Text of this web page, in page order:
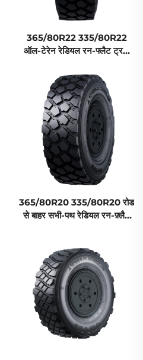
365/80R22 335/80R22
ऑल-टेरेन रेडियल रन-फ्लैट ट्रक
365/80R20 335/80R20 रोड
से बाहर सभी-पथ रेडियल रन-फ़्लैट